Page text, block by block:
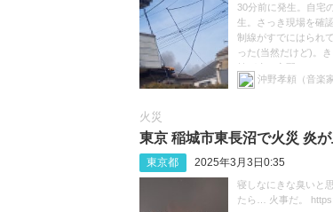
30分前に発生。自宅
生。さっき現場を確
制線がすでにはられ
った(当然だけど)。
焼が少々心配。
沖野孝頼（音楽
火災
東京 稲城市東長沼で火災 炎
東京都 2025年3月3日0:35
寝しなにきな臭いと
たら… 火事だ。